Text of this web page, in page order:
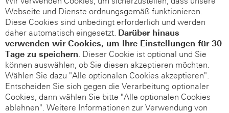
Webseite und Dienste ordnungsgemäß funktionieren.
Diese Cookies sind unbedingt erforderlich und werden
daher automatisch eingesetzt. Darüber hinaus
verwenden wir Cookies, um Ihre Einstellungen für 30
Tage zu speichern. Dieser Cookie ist optional und Sie
können auswählen, ob Sie diesen akzeptieren möchten.
Wählen Sie dazu "Alle optionalen Cookies akzeptieren".
Entscheiden Sie sich gegen die Verarbeitung optionaler
Cookies, dann wählen Sie bitte "Alle optionalen Cookies
ablehnen". Weitere Informationen zur Verwendung von